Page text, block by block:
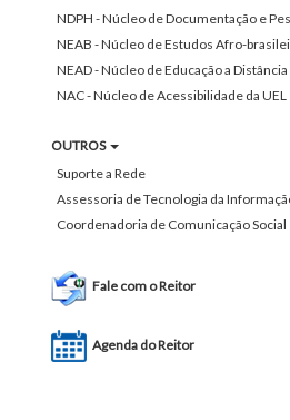
NDPH - Núcleo de Documentação e
NEAB - Núcleo de Estudos Afro-
NEAD - Núcleo de Educação a Distância
NAC - Núcleo de Acessibilidade da UEL
OUTROS
Suporte a Rede
Assessoria de Tecnologia da
Coordenadoria de Comunicação Social
Fale com o Reitor
Agenda do Reitor